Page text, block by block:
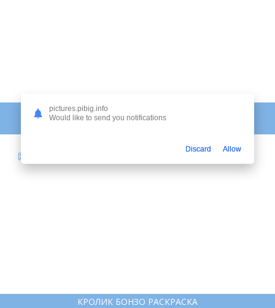
КРОЛИК БОНЗО РАСКРАСКА
КРОЛИК БОНЗО РАСКРАСКА
pictures.pibig.info
Would like to send you notifications
Discard Allow